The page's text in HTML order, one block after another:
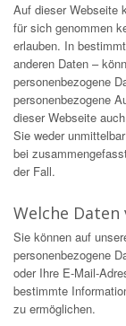
Auf dieser Webseite
für sich genommen
erlauben. In
anderen Daten –
personenbezogene
personenbezogene
dieser Webseite
Sie weder
bei
der Fall.
Welche
Sie können auf
personenbezogene
oder Ihre E-Mail-
bestimmte
zu ermöglichen.